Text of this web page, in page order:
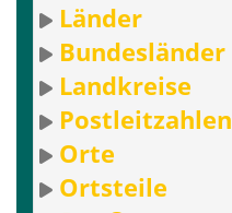
Länder
Bundesländer
Landkreise
Postleitzahlen
Orte
Ortsteile